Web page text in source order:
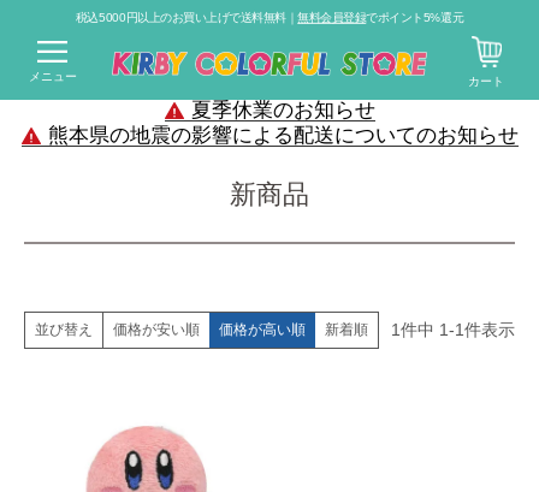
税込5000円以上のお買い上げで送料無料｜無料会員登録でポイント5%還元
メニュー カート
夏季休業のお知らせ
熊本県の地震の影響による配送についてのお知らせ
新商品
並び替え 価格が安い順 価格が高い順 新着順 1件中 1-1件表示